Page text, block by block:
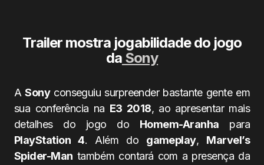
Trailer mostra jogabilidade do jogo
daSony
ASonyconseguiu surpreender bastante gente em
sua conferência na E3 2018, ao apresentar mais
detalhes do jogo do Homem-Aranha para
PlayStation 4. Além do gameplay, Marvel’s
Spider-Man também contará com a presença da